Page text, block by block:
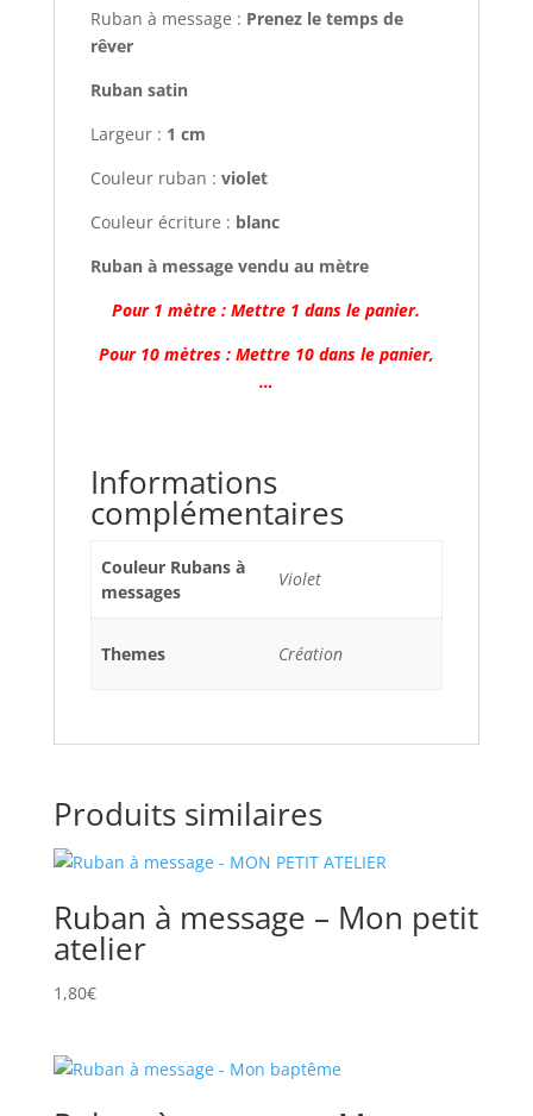
Ruban à message : Prenez le temps de
rêver
Ruban satin
Largeur : 1 cm
Couleur ruban : violet
Couleur écriture : blanc
Ruban à message vendu au mètre
Pour 1 mètre : Mettre 1 dans le panier.
Pour 10 mètres : Mettre 10 dans le panier,
…
Informations
complémentaires
Couleur Rubans à
messages
Violet
Themes Création
Produits similaires
Ruban à message – Mon petit
atelier
1,80€